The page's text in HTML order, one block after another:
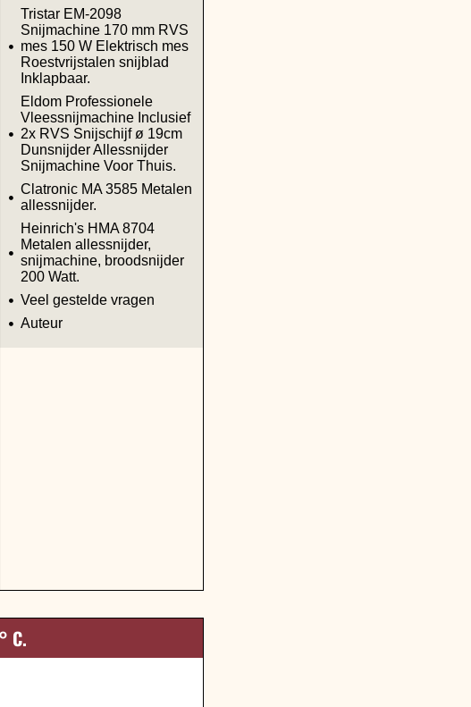
Tristar EM-2098
Snijmachine 170 mm RVS
mes 150 W Elektrisch mes
Roestvrijstalen snijblad
Inklapbaar.
Eldom Professionele
Vleessnijmachine Inclusief
2x RVS Snijschijf ø 19cm
Dunsnijder Allessnijder
Snijmachine Voor Thuis.
Clatronic MA 3585 Metalen
allessnijder.
Heinrich's HMA 8704
Metalen allessnijder,
snijmachine, broodsnijder
200 Watt.
Veel gestelde vragen
Auteur
C.